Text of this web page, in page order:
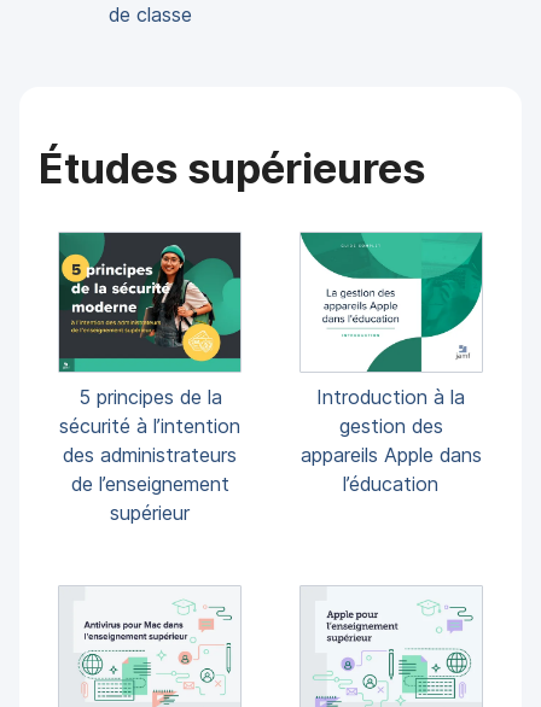
de classe
Études supérieures
5 principes de la
sécurité à l’intention
des administrateurs
de l’enseignement
supérieur
Introduction à la
gestion des
appareils Apple dans
l’éducation